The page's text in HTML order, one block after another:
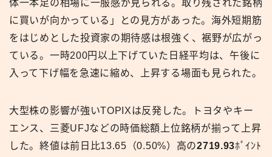
体一本足の相場に一服感が見られる。取り残された銘柄
に買いが向かっている」との見方があった。海外短期筋
をはじめとした投資家の期待感は根強く、裾野が広がっ
ている。一時200円以上下げていた日経平均は、午後に
入って下げ幅を急速に縮め、上昇する場面も見られた。
大型株の影響が強いTOPIXは反発した。トヨタやキー
エンス、三菱UFJなどの時価総額上位銘柄が揃って上昇
した。終値は前日比13.65（0.50%）高の2719.93ﾎﾟｲﾝﾄ